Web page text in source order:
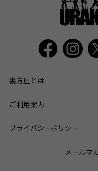
裏方屋とは
ご利用案内
プライバシーポリシー
メールマ